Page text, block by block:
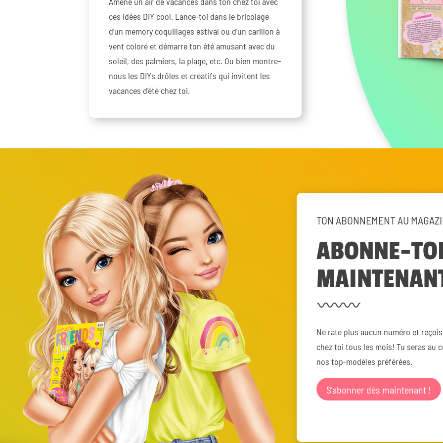
ces idées DIY cool. Lance-toi dans le bricolage
d’un memory coquillages estival ou d’un carillon à
vent coloré et démarre ton été amusant avec du
soleil, des palmiers, la plage, etc. Ou bien montre-
nous les DIYs drôles et créatifs qui invitent les
vacances d’été chez toi.
TON ABONNEMENT AU
ABONNE-
Ne rate plus aucun numéro et
chez toi tous les mois! Tu seras au
nos top-modèles préférées.
S’abonner dès maintenant !